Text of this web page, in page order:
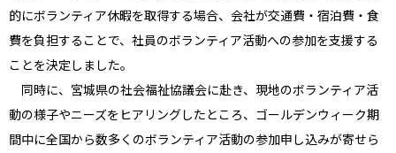
的にボランティア休暇を取得する場合、会社が交通費・宿泊費・食
費を負担することで、社員のボランティア活動への参加を支援する
ことを決定しました。
同時に、宮城県の社会福祉協議会に赴き、現地のボランティア活
動の様子やニーズをヒアリングしたところ、ゴールデンウィーク期
間中に全国から数多くのボランティア活動の参加申し込みが寄せら